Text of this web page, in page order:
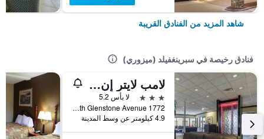
شاهد المزيد من الفنادق القريبة
فنادق رخيصة في سبرينغفيلد (ميزوري)
لامب لايتر إن آند سويتس - ساوث
3 نجوم
لا بأس 5.2
1772 South Glenstone Avenue, سبرينغفيلد (ميزوري), MO, الولايات المتحدة الأميريكية
4.9 كيلومتر عن وسط المدينة